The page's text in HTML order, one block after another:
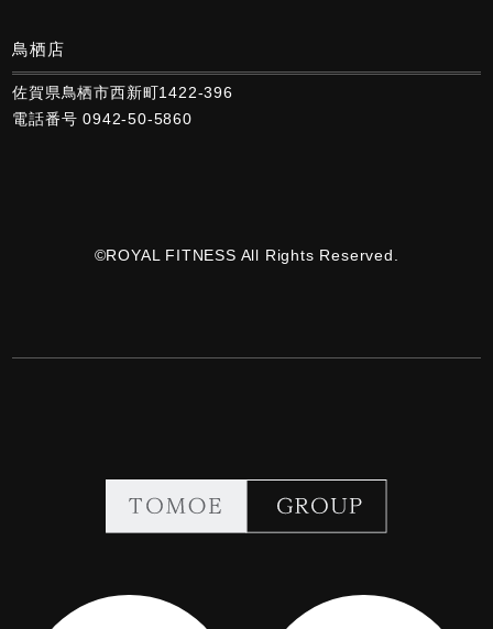
鳥栖店
佐賀県鳥栖市西新町1422-396
電話番号 0942-50-5860
©ROYAL FITNESS All Rights Reserved.